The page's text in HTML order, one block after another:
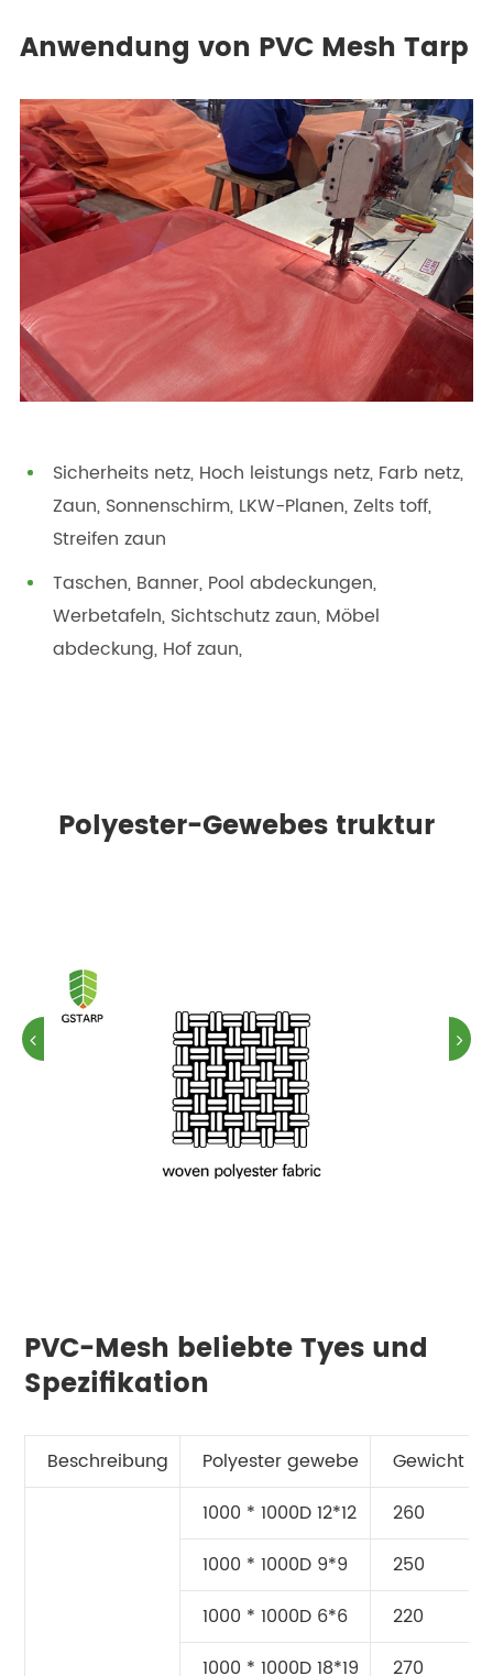
Anwendung von PVC Mesh Tarp
Sicherheits netz, Hoch leistungs netz, Farb netz,
Zaun, Sonnenschirm, LKW-Planen, Zelts toff,
Streifen zaun
Taschen, Banner, Pool abdeckungen,
Werbetafeln, Sichtschutz zaun, Möbel
abdeckung, Hof zaun,
Polyester-Gewebes truktur
PVC-Mesh beliebte Tyes und
Spezifikation
Beschreibung Polyester gewebe
Gewicht
1000 * 1000D 12*12
260
1000 * 1000D 9*9
250
1000 * 1000D 6*6
220
1000 * 1000D 18*19
270